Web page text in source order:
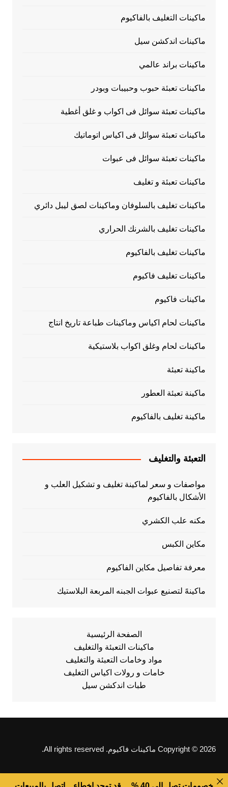
ماكينات التغليف بالفاكيوم
ماكينات اندكشن سيل
ماكينات براند عالمي
ماكينات تعبئة حبوب وحبيبات وبودر
ماكينات تعبئة سوائل فى اكواب و غلق أغطية
ماكينات تعبئة سوائل فى اكياس اتوماتيك
ماكينات تعبئة سوائل فى عبوات
ماكينات تعبئة و تغليف
ماكينات تغليف بالسلوفان وماكينات لصق ليبل دائري
ماكينات تغليف بالشرنك الحراري
ماكينات تغليف بالفاكيوم
ماكينات تغليف فاكيوم
ماكينات فاكيوم
ماكينات لحام اكياس وماكينات طباعة تاريخ انتاج
ماكينات لحام وغلق اكواب بلاستيكية
ماكينة تعبئة
ماكينة تعبئة العطور
ماكينة تغليف بالفاكيوم
التعبئة والتغليف
مواصفات و سعر لماكينة تغليف و تشكيل العلب و
الأشكال بالفاكيوم
مكنه علب الكشري
مكاين الكبس
معرفة تفاصيل مكاين الفاكيوم
ماكينهً لتصنيع عبوات الجبنه المربعة البلاستيك
الصفحة الرئيسية
ماكينات التعبئة والتغليف
مواد وخامات التعبئة والتغليف
خامات و رولات اكياس التغليف
طبات اندكشن سيل
Copyright © 2026 ماكينات فاكيوم. All rights reserved.